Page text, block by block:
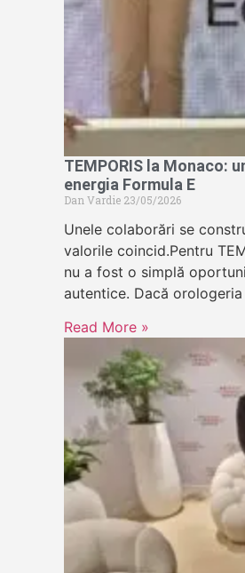
TEMPORIS la Monaco:
energia Formula E
Dan Vardie 23/05/2026
Unele colaborări se
valorile coincid.Pentru
nu a fost o simplă
autentice. Dacă
Read More »